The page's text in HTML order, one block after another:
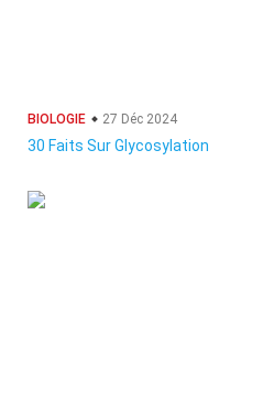
BIOLOGIE 27 Déc 2024
30 Faits Sur Glycosylation